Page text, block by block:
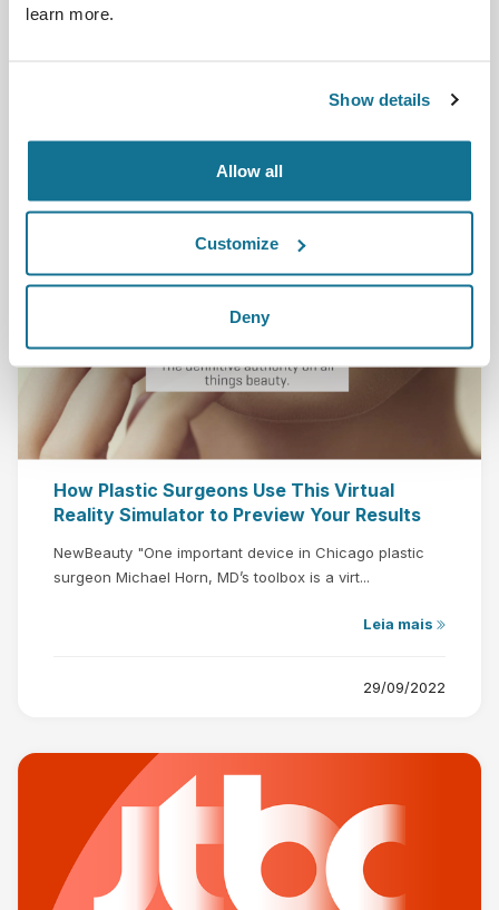
learn more.
Show details
Allow all
Customize
Deny
consultations help overcome anxiety
How Plastic Surgeons Use This Virtual
Reality Simulator to Preview Your Results
NewBeauty "One important device in Chicago plastic
surgeon Michael Horn, MD’s toolbox is a virt...
Leia mais
29/09/2022